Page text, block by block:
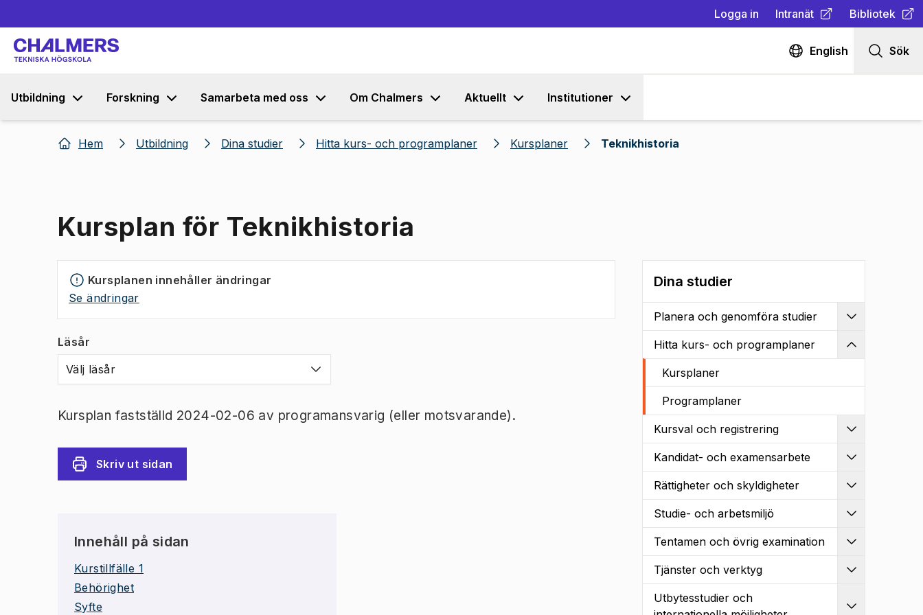
Logga in Intranät
(Öppnas i ny flik)
Bibliotek
(Öppnas i ny
English Sök
Utbildning Forskning Samarbeta med oss Om Chalmers Aktuellt Institutioner
Hem Utbildning Dina studier Hitta kurs- och programplaner Kursplaner Teknikhistoria
Kursplan för Teknikhistoria
Kursplanen innehåller ändringar
Se ändringar
Läsår
Välj läsår
Kursplan fastställd 2024-02-06 av programansvarig (eller motsvarande).
Skriv ut sidan
Innehåll på sidan
Kurstillfälle 1
Behörighet
Syfte
Dina studier
Planera och genomföra studier
Hitta kurs- och programplaner
Kursplaner
Programplaner
Kursval och registrering
Kandidat- och examensarbete
Rättigheter och skyldigheter
Studie- och arbetsmiljö
Tentamen och övrig examination
Tjänster och verktyg
Utbytesstudier och